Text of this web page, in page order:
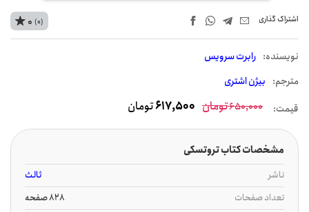
اشتراک‌ گذاری
نويسنده: رابرت سرویس
مترجم: بیژن اشتری
0 (0)
قیمت: 650,000تومان 617,500تومان
مشخصات کتاب تروتسکی
ناشر
ثالث
تعداد صفحات
828 صفحه